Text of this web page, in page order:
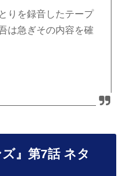
りを録音したテープ
は急ぎその内容を確
』第7話 ネタ